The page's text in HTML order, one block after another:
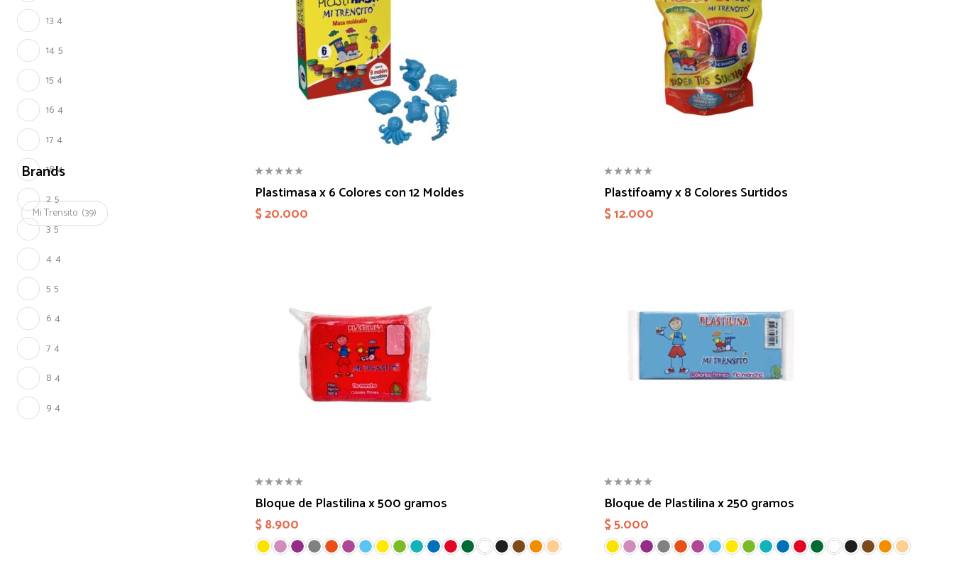
13 4
14 5
15 4
16 4
17 4
18 4
2 5
3 5
4 4
5 5
6 4
7 4
8 4
9 4
Brands
Mi Trensito (39)
Plastimasa x 6 Colores con 12 Moldes
$20.000
Plastifoamy x 8 Colores Surtidos
$12.000
Bloque de Plastilina x 500 gramos
$8.900
Bloque de Plastilina x 250 gramos
$5.000